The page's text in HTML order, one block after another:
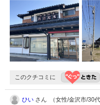
このクチコミに
ひい さん （女性/金沢市/30代